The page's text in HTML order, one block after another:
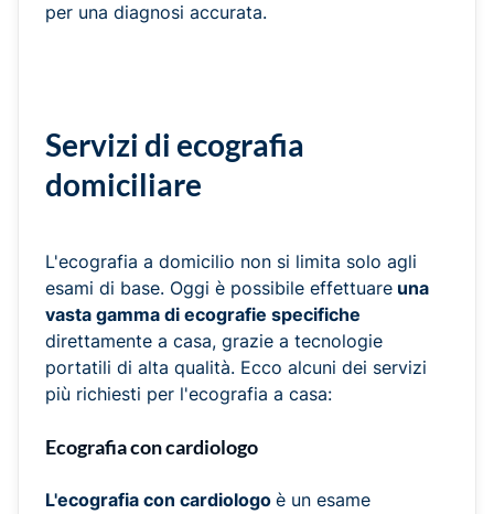
per una diagnosi accurata.
Servizi di ecografia
domiciliare
L'ecografia a domicilio non si limita solo agli
esami di base. Oggi è possibile effettuare una
vasta gamma di ecografie specifiche
direttamente a casa, grazie a tecnologie
portatili di alta qualità. Ecco alcuni dei servizi
più richiesti per l'ecografia a casa:
Ecografia con cardiologo
L'ecografia con cardiologo è un esame